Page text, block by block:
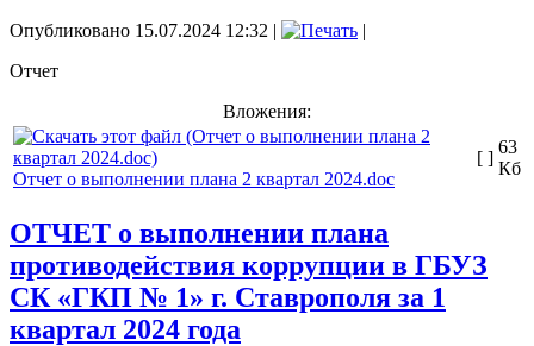
Опубликовано 15.07.2024 12:32 |
|
Отчет
Вложения:
Отчет о выполнении плана 2 квартал 2024.doc
[ ]
63
Кб
ОТЧЕТ о выполнении плана
противодействия коррупции в ГБУЗ
СК «ГКП № 1» г. Ставрополя за 1
квартал 2024 года